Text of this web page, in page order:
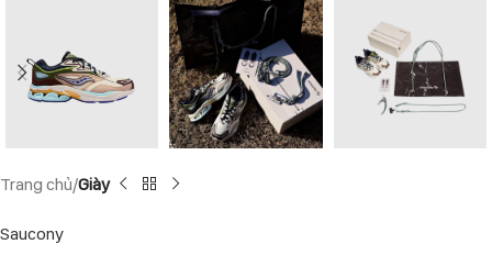
Trang chủ Giày
Saucony